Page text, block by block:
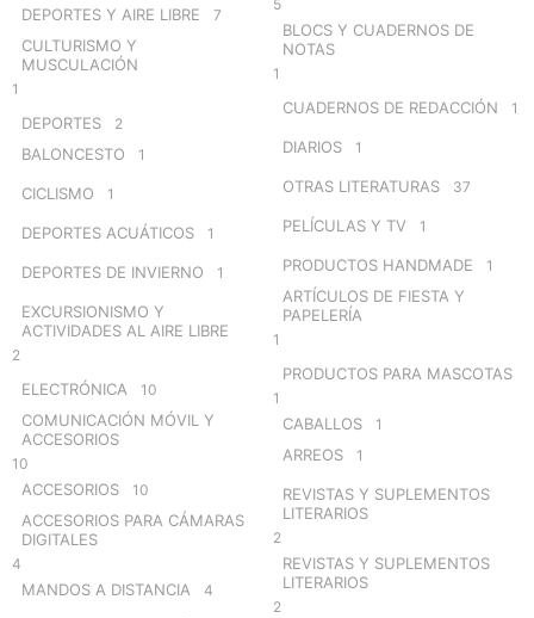
DEPORTES Y AIRE LIBRE 7
CULTURISMO Y
MUSCULACIÓN
1
DEPORTES 2
BALONCESTO 1
CICLISMO 1
DEPORTES ACUÁTICOS 1
DEPORTES DE INVIERNO 1
EXCURSIONISMO Y
ACTIVIDADES AL AIRE LIBRE
2
ELECTRÓNICA 10
COMUNICACIÓN MÓVIL Y
ACCESORIOS
10
ACCESORIOS 10
ACCESORIOS PARA CÁMARAS
DIGITALES
4
MANDOS A DISTANCIA 4
5
BLOCS Y CUADERNOS DE
NOTAS
1
CUADERNOS DE REDACCIÓN 1
DIARIOS 1
OTRAS LITERATURAS 37
PELÍCULAS Y TV 1
PRODUCTOS HANDMADE 1
ARTÍCULOS DE FIESTA Y
PAPELERÍA
1
PRODUCTOS PARA MASCOTAS
1
CABALLOS 1
ARREOS 1
REVISTAS Y SUPLEMENTOS
LITERARIOS
2
REVISTAS Y SUPLEMENTOS
LITERARIOS
2